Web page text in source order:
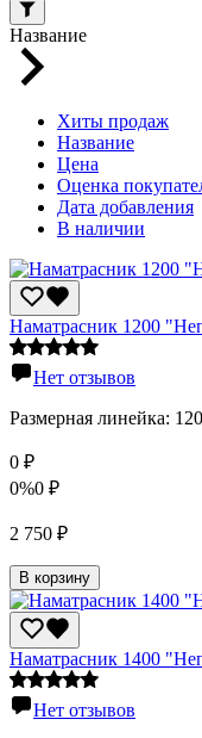
Название
Хиты продаж
Название
Цена
Оценка
Дата добавления
В наличии
Наматрасник 1200
Нет отзывов
Размерная линейка:
0 ₽
0%0 ₽
2 750 ₽
В корзину
Наматрасник 1400
Нет отзывов